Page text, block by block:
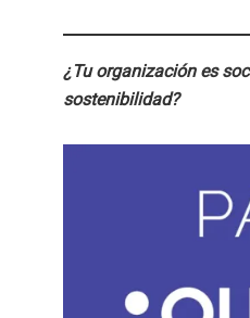
¿Tu organización es
sostenibilidad?